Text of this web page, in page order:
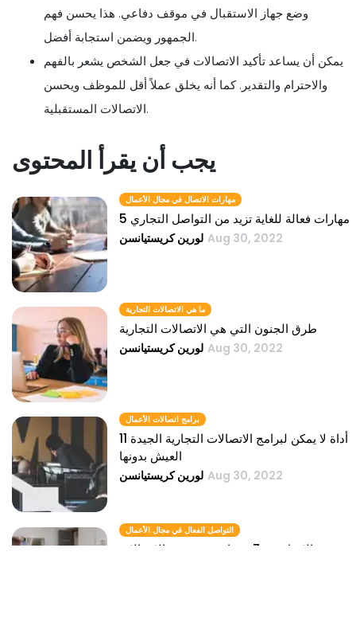
وضع جهاز الاستقبال في موقف دفاعي. هذا يحسن فهم
الجمهور ويضمن استجابة أفضل.
يمكن أن يساعد تأكيد الاتصالات في جعل الشخص يشعر بالفهم
والاحترام والتقدير. كما أنه يخلق عملاً أقل للموظف ويحسن
الاتصالات المستقبلية.
يجب أن يقرأ المحتوى
مهارات الاتصال في مجال الأعمال
5 مهارات فعالة للغاية تزيد من التواصل التجاري
لورين كريستيانسن Aug 30, 2022
ما هي الاتصالات التجارية
طرق الجنون التي هي الاتصالات التجارية
لورين كريستيانسن Aug 30, 2022
برامج اتصالات الأعمال
11 أداة لا يمكن لبرامج الاتصالات التجارية الجيدة
العيش بدونها
لورين كريستيانسن Aug 30, 2022
التواصل الفعال في مجال الأعمال
الإبحار في 7 درجات مئوية من الاتصالات